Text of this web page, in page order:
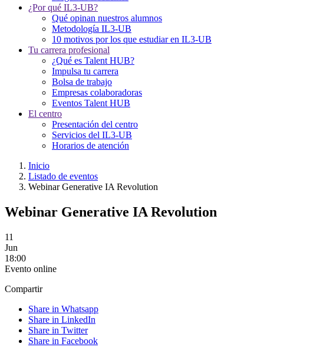
¿Por qué IL3-UB?
Qué opinan nuestros alumnos
Metodología IL3-UB
10 motivos por los que estudiar en IL3-UB
Tu carrera profesional
¿Qué es Talent HUB?
Impulsa tu carrera
Bolsa de trabajo
Empresas colaboradoras
Eventos Talent HUB
El centro
Presentación del centro
Servicios del IL3-UB
Horarios de atención
Inicio
Listado de eventos
Webinar Generative IA Revolution
Webinar Generative IA Revolution
11
Jun
18:00
Evento online
Compartir
Share in Whatsapp
Share in LinkedIn
Share in Twitter
Share in Facebook